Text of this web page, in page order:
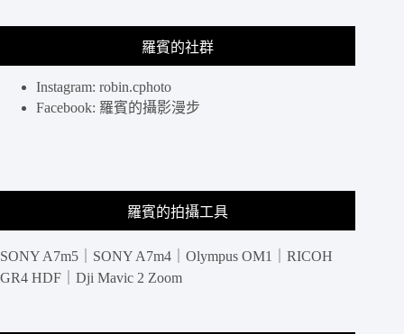
羅賓的社群
Instagram: robin.cphoto
Facebook: 羅賓的攝影漫步
羅賓的拍攝工具
SONY A7m5｜SONY A7m4｜Olympus OM1｜RICOH
GR4 HDF｜Dji Mavic 2 Zoom